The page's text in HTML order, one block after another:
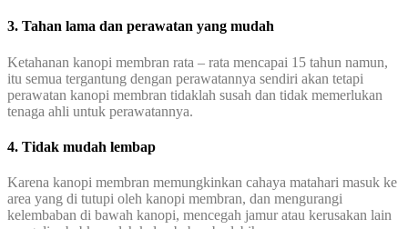
3. Tahan lama dan perawatan yang mudah
Ketahanan kanopi membran rata – rata mencapai 15 tahun namun,
itu semua tergantung dengan perawatannya sendiri akan tetapi
perawatan kanopi membran tidaklah susah dan tidak memerlukan
tenaga ahli untuk perawatannya.
4. Tidak mudah lembap
Karena kanopi membran memungkinkan cahaya matahari masuk ke
area yang di tutupi oleh kanopi membran, dan mengurangi
kelembaban di bawah kanopi, mencegah jamur atau kerusakan lain